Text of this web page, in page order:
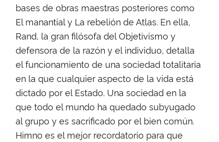
bases de obras maestras posteriores como
El manantial y La rebelión de Atlas. En ella,
Rand, la gran filósofa del Objetivismo y
defensora de la razón y el individuo, detalla
el funcionamiento de una sociedad totalitaria
en la que cualquier aspecto de la vida está
dictado por el Estado. Una sociedad en la
que todo el mundo ha quedado subyugado
al grupo y es sacrificado por el bien común.
Himno es el mejor recordatorio para que